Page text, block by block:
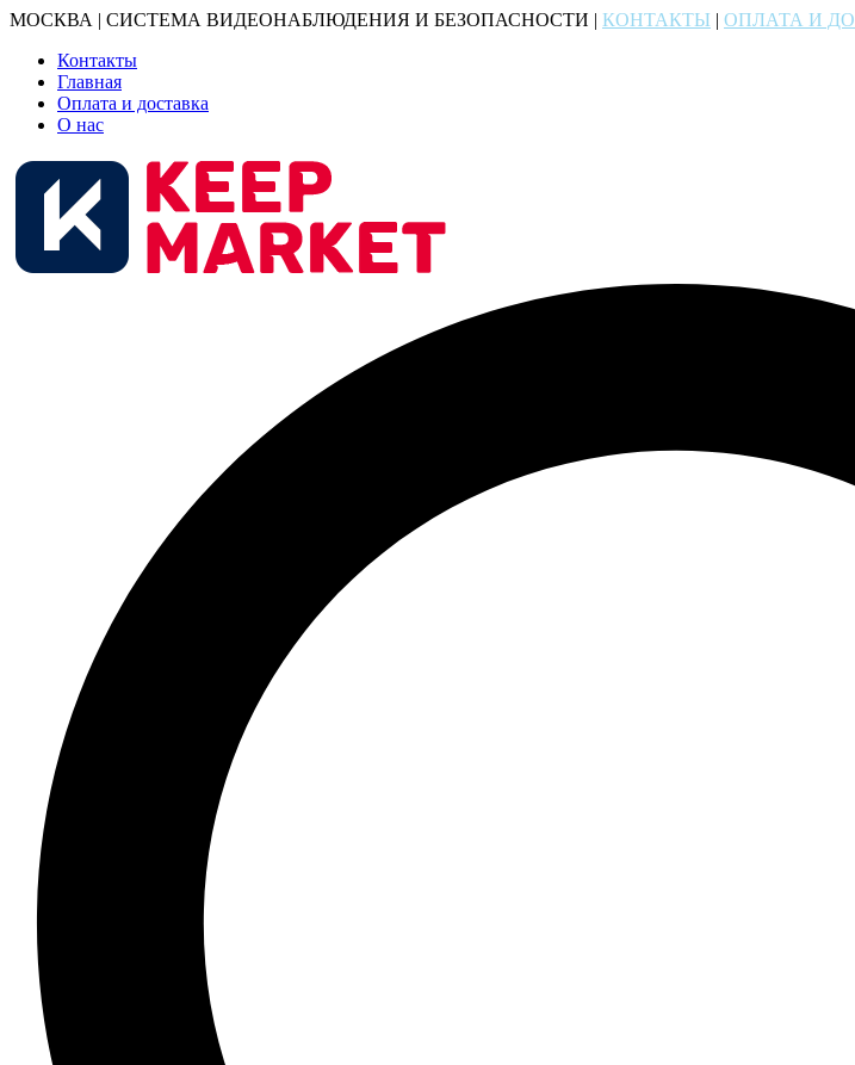
МОСКВА | СИСТЕМА ВИДЕОНАБЛЮДЕНИЯ И БЕЗОПАСНОСТИ | КОНТАКТЫ | ОПЛАТА И
Контакты
Главная
Оплата и доставка
О нас